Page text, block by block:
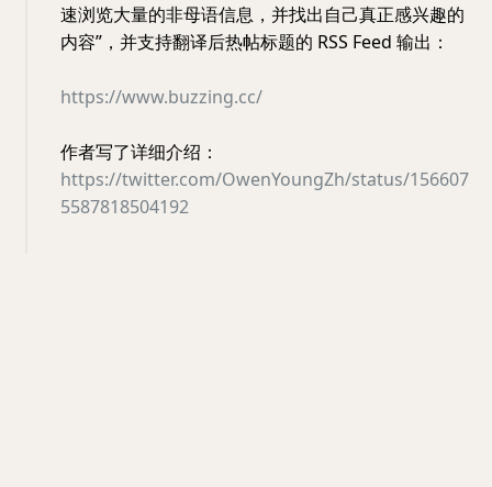
速浏览大量的非母语信息，并找出自己真正感兴趣的
内容”，并支持翻译后热帖标题的 RSS Feed 输出：
https://www.buzzing.cc/
作者写了详细介绍：
https://twitter.com/OwenYoungZh/status/156607
5587818504192